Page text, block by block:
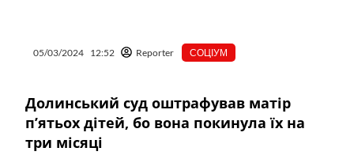
05/03/2024 12:52 Reporter СОЦІУМ
Долинський суд оштрафував матір
п’ятьох дітей, бо вона покинула їх на
три місяці